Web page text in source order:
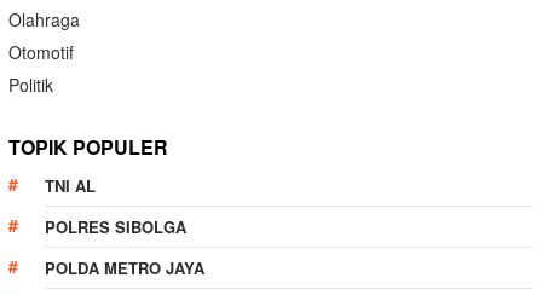
Olahraga
Otomotif
Politik
TOPIK POPULER
TNI AL
POLRES SIBOLGA
POLDA METRO JAYA